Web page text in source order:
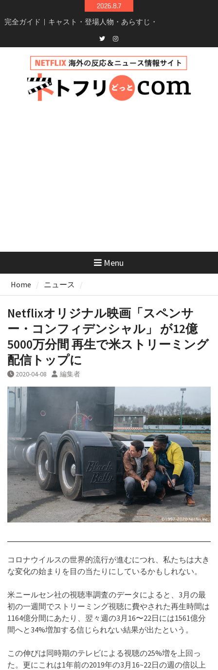
to
2026.8.7
Netflix映画「ボイスメールで恋をして」キャス
イッチ主演ロマコメ
新決定！2027年撮影開始へ
兄弟大騒動のコメディ映画「リトル・ブラザ
ー」がNetflixで配信！─キャスト・あらすじ・
見どころまとめ
Twitterinstagram
Menu
Home ニュース
Netflixオリジナル映画「スペンサ
ー・コンフィデンシャル」 が12億
5000万分間 再生で米ストリーミング
配信トップに
2020-04-08 編集者
コロナウイルスの世界的流行が進むにつれ、私たちは大き
な変化の始まりを目の当たりにしているかもしれない。
米ニールセン社の視聴率調査のデータによると、3月の最
初の一週間でストリーミング視聴に費やされた再生時間は
1164億分間にあたり、翌々週の3月16〜22日には1561億分
間へと34%増加する信じられない結果が出たという。
この伸びは同時期のテレビによる視聴の25%増を上回っ
た。更にこれは1年前の2019年の3月16~22日の週の倍以上